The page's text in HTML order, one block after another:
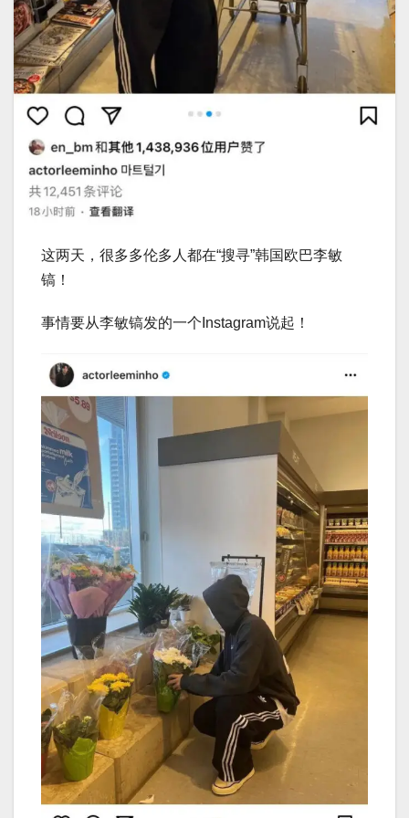
这两天，很多多伦多人都在“搜寻”韩国欧巴李敏
镐！
事情要从李敏镐发的一个Instagram说起！